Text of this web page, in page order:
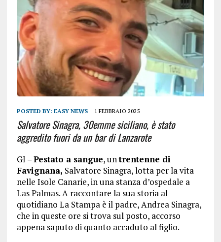
POSTED BY: EASY NEWS 1 FEBBRAIO 2025
Salvatore Sinagra, 30emme siciliano, è stato
aggredito fuori da un bar di Lanzarote
GI –Pestato a sangue, untrentenne di
Favignana, Salvatore Sinagra, lotta per la vita
nelle Isole Canarie, in una stanza d’ospedale a
Las Palmas. A raccontare la sua storia al
quotidiano La Stampa è il padre, Andrea Sinagra,
che in queste ore si trova sul posto, accorso
appena saputo di quanto accaduto al figlio.